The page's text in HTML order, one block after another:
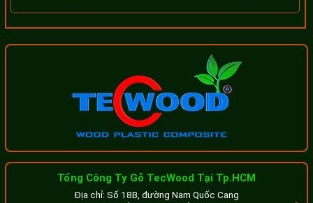
Thanh lam gỗ nhựa ốp trần trang trí nội thất
Lam nhựa giả gỗ ốp tường là vật liệu trang trí tường bao
gồm 2 dòng riêng biệt dùng trong nhà và ngoài trời. Sản
phẩm được sản xuất từ bột gỗ, nhựa composite và một
số phụ gia khác bằng công nghệ ép đùn hiện đại của Nhật.
Do đó, các lam nhựa giả gỗ ốp tường có thiết kế khá ấn
tượng, màu sắc hài hòa giống với gỗ thật tạo cảm giác
thân thuộc với thiên nhiên cho người sử dụng. Đồng thời,
sản phẩm cũng giúp tăng độ sang trọng cho ngôi nhà.
Tổng Công Ty Gỗ TecWood Tại Tp.HCM
Địa chỉ: Số 18B, đường Nam Quốc Cang